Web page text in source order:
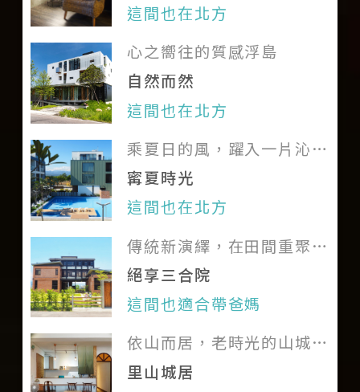
這間也在北方
心之嚮往的質感浮島
自然而然
這間也在北方
乘夏日的風，躍入一片沁藍
的童趣樂園
寗夏時光
這間也在北方
傳統新演繹，在田間重聚美
好回憶
絕享三合院
這間也適合帶爸媽
依山而居，老時光的山城漫
旅
里山城居